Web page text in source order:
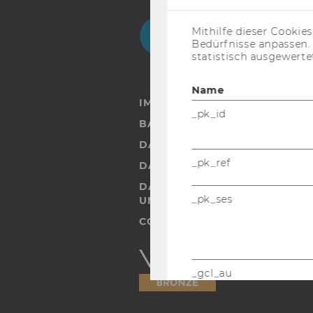
IMPRESSUM
DATENSCHUTZERKLÄRUNG
DATENSCHUTZERKLÄRUNG
DATENSCHUTZERKLÄRUNG
UND STUDIERENDE
COOKIE EINSTELLUNGEN
Barrierefreiheitserklärung
Webseite
Mithilfe dieser
Bedürfnisse
statistisch
Name
_pk_id
_pk_ref
_pk_ses
_gcl_au